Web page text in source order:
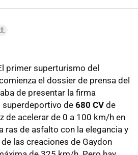
primer superturismo del
el dossier de prensa del
de presentar la firma
superdeportivo de 680 CV de
de acelerar de 0 a 100 km/h en
ras de asfalto con la elegancia y
las creaciones de Gaydon